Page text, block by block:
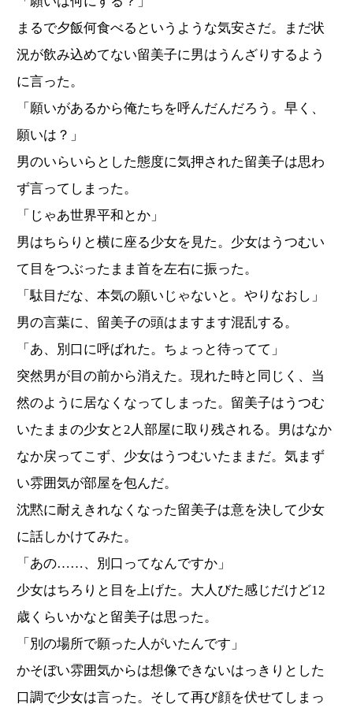
まるで夕飯何食べるというような気安さだ。まだ状
況が飲み込めてない留美子に男はうんざりするよう
に言った。
「願いがあるから俺たちを呼んだんだろう。早く、
願いは？」
男のいらいらとした態度に気押された留美子は思わ
ず言ってしまった。
「じゃあ世界平和とか」
男はちらりと横に座る少女を見た。少女はうつむい
て目をつぶったまま首を左右に振った。
「駄目だな、本気の願いじゃないと。やりなおし」
男の言葉に、留美子の頭はますます混乱する。
「あ、別口に呼ばれた。ちょっと待ってて」
突然男が目の前から消えた。現れた時と同じく、当
然のように居なくなってしまった。留美子はうつむ
いたままの少女と2人部屋に取り残される。男はなか
なか戻ってこず、少女はうつむいたままだ。気まず
い雰囲気が部屋を包んだ。
沈黙に耐えきれなくなった留美子は意を決して少女
に話しかけてみた。
「あの……、別口ってなんですか」
少女はちろりと目を上げた。大人びた感じだけど12
歳くらいかなと留美子は思った。
「別の場所で願った人がいたんです」
かそぼい雰囲気からは想像できないはっきりとした
口調で少女は言った。そして再び顔を伏せてしまっ